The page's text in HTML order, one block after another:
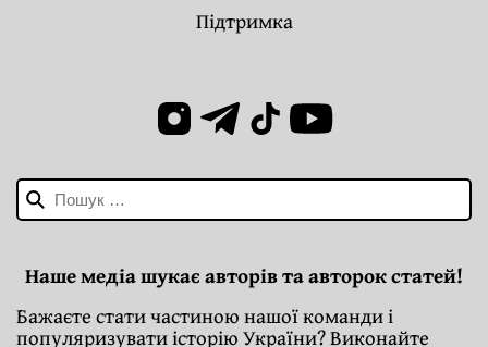
Пошук:
Підтримка
Наше медіа шукає авторів та авторок статей!
Бажаєте стати частиною нашої команди і
популяризувати історію України? Виконайте